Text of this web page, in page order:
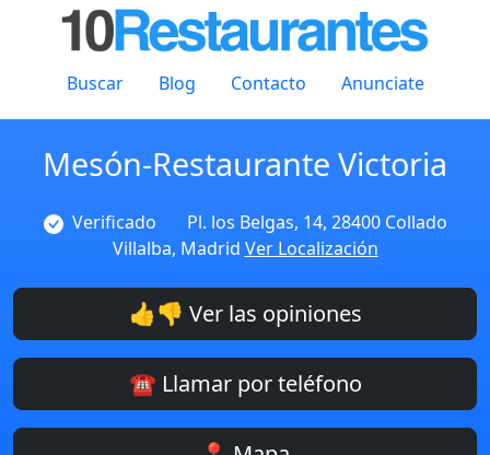
Buscar Blog Contacto Anunciate
Mesón-Restaurante Victoria
Verificado
Pl. los Belgas, 14, 28400 Collado
Villalba, Madrid Ver Localización
👍👎 Ver las opiniones
☎️ Llamar por teléfono